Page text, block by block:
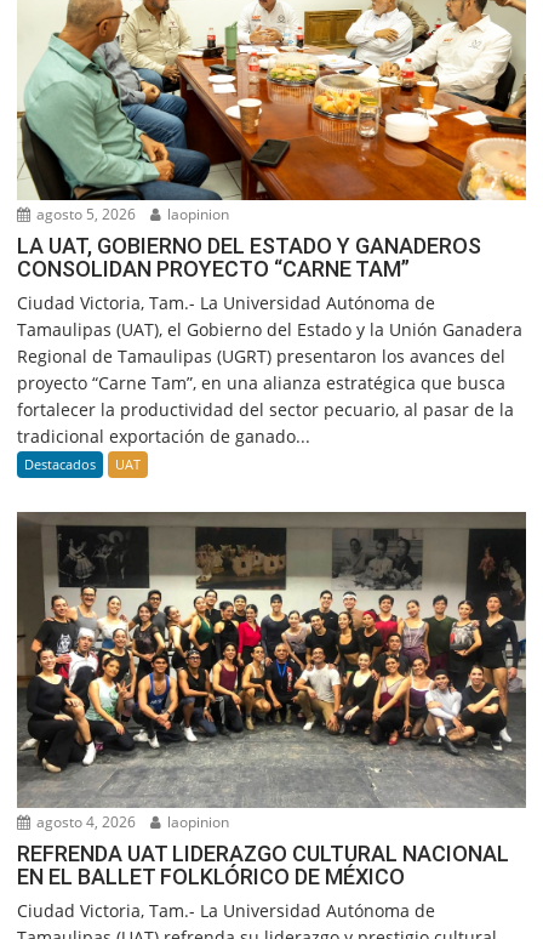
agosto 5, 2026 laopinion
LA UAT, GOBIERNO DEL ESTADO Y GANADEROS
CONSOLIDAN PROYECTO “CARNE TAM”
Ciudad Victoria, Tam.- La Universidad Autónoma de
Tamaulipas (UAT), el Gobierno del Estado y la Unión Ganadera
Regional de Tamaulipas (UGRT) presentaron los avances del
proyecto “Carne Tam”, en una alianza estratégica que busca
fortalecer la productividad del sector pecuario, al pasar de la
tradicional exportación de ganado...
Destacados UAT
agosto 4, 2026 laopinion
REFRENDA UAT LIDERAZGO CULTURAL NACIONAL
EN EL BALLET FOLKLÓRICO DE MÉXICO
Ciudad Victoria, Tam.- La Universidad Autónoma de